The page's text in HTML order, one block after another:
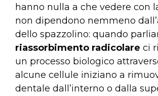
hanno nulla a che vedere con
non dipendono nemmeno
dello spazzolino: quando
riassorbimento radicolare ci
un processo biologico
alcune cellule iniziano a
dentale dall’interno o dalla